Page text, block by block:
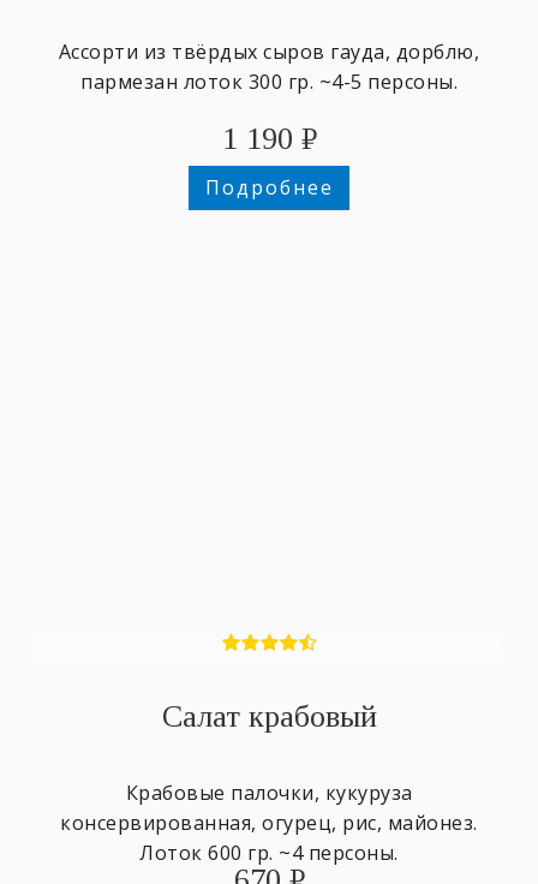
Ассорти из твёрдых сыров гауда, дорблю,
пармезан лоток 300 гр. ~4-5 персоны.
1 190 ₽
Подробнее
Салат крабовый
Крабовые палочки, кукуруза
консервированная, огурец, рис, майонез.
Лоток 600 гр. ~4 персоны.